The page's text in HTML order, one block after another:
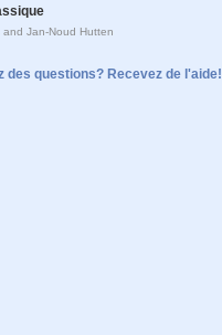
and Jan-Noud Hutten
des questions? Recevez de l'aide!